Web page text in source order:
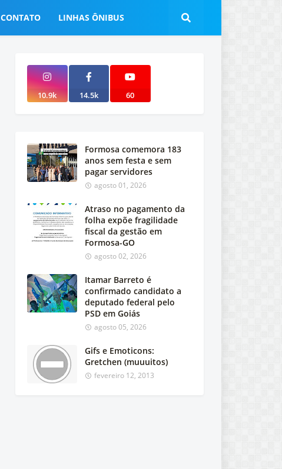
CONTATO LINHAS ÔNIBUS
10.9k 14.5k 60
Formosa comemora 183
anos sem festa e sem
pagar servidores
agosto 01, 2026
Atraso no pagamento da
folha expõe fragilidade
fiscal da gestão em
Formosa-GO
agosto 02, 2026
Itamar Barreto é
confirmado candidato a
deputado federal pelo
PSD em Goiás
agosto 05, 2026
Gifs e Emoticons:
Gretchen (muuuitos)
fevereiro 12, 2013